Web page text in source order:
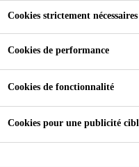
à la station de Val Thorens -
village d’Orelle à
Cookies strictement nécessaires
Cookies de performance
Cookies de fonctionnalité
Cookies pour une publicité